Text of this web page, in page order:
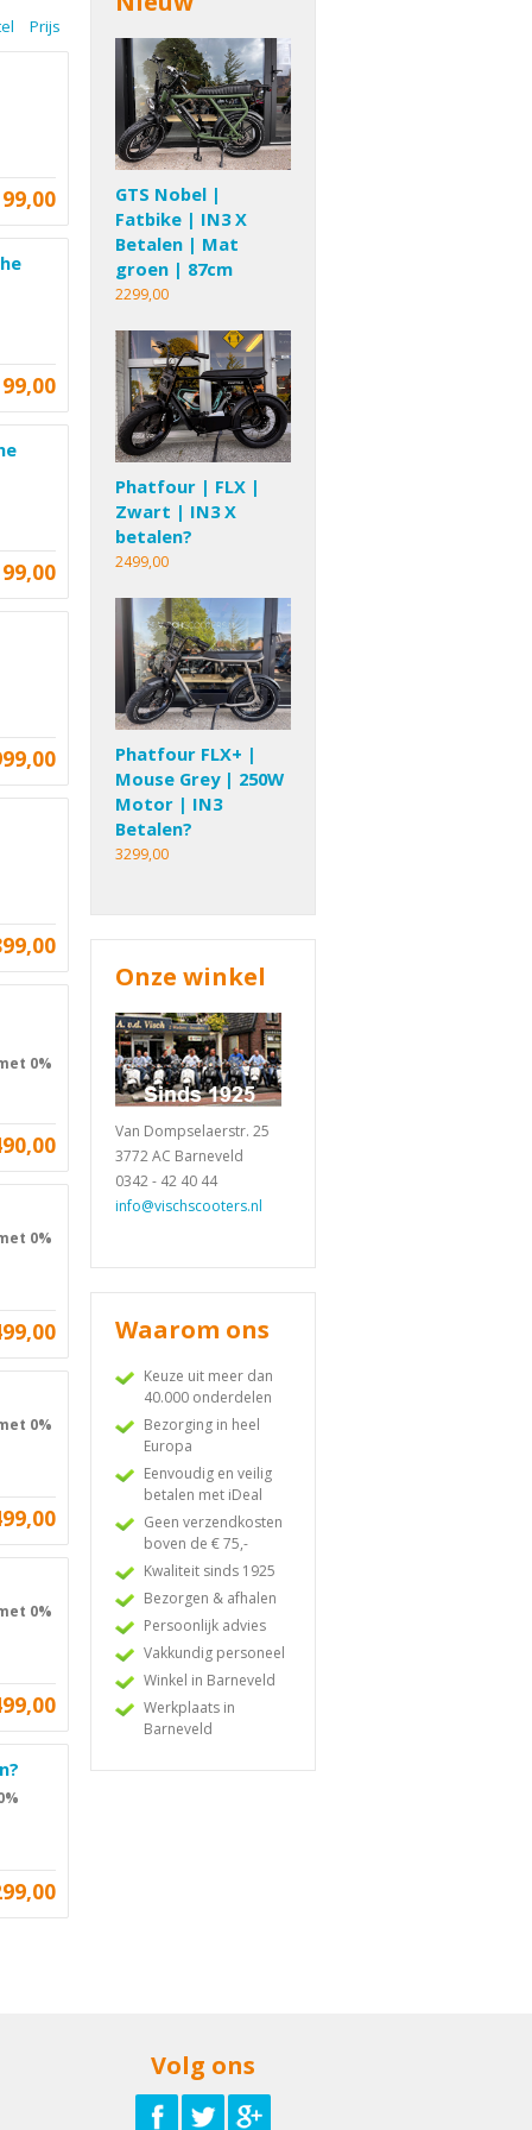
Prijs
0%
0%
0%
0%
GTS Nobel |
Fatbike | IN3 X
Betalen | Mat
groen | 87cm
2299,00
Phatfour | FLX |
Zwart | IN3 X
betalen?
2499,00
Phatfour FLX+ |
Mouse Grey | 250W
Motor | IN3
Betalen?
3299,00
Onze winkel
Van Dompselaerstr. 25
3772 AC Barneveld
0342 - 42 40 44
info@vischscooters.nl
Waarom ons
Keuze uit meer dan
40.000 onderdelen
Bezorging in heel
Europa
Eenvoudig en veilig
betalen met iDeal
Geen verzendkosten
boven de € 75,-
Kwaliteit sinds 1925
Bezorgen & afhalen
Persoonlijk advies
Vakkundig personeel
Winkel in Barneveld
Werkplaats in
Barneveld
Volg ons